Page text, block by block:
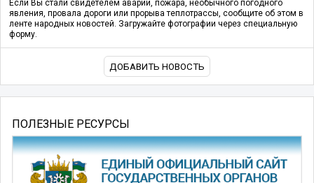
Если Вы стали свидетелем аварии, пожара, необычного погодного
явления, провала дороги или прорыва теплотрассы, сообщите об этом в
ленте народных новостей. Загружайте фотографии через специальную
форму.
ДОБАВИТЬ НОВОСТЬ
ПОЛЕЗНЫЕ РЕСУРСЫ